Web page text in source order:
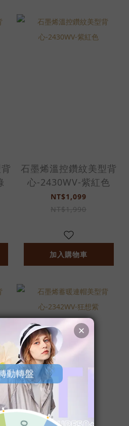
石墨烯溫控鑽紋美型背
心-2430WV-紫紅色
NT$1,099
NT$1,990
加入購物車